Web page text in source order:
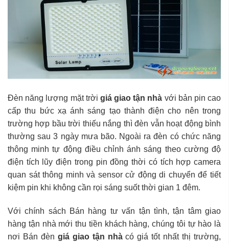
Đèn năng lượng mặt trời giá giao tận nhà với bản pin cao
cấp thu bức xạ ánh sáng tạo thành điện cho nên trong
trường hợp bầu trời thiếu nắng thì đèn vẫn hoạt động bình
thường sau 3 ngày mưa bão. Ngoài ra đèn có chức năng
thông minh tự động điều chỉnh ánh sáng theo cường độ
điện tích lũy điện trong pin đồng thời có tích hợp camera
quan sát thông minh và sensor cử động di chuyển để tiết
kiệm pin khi không cần rọi sáng suốt thời gian 1 đêm.
Với chính sách Bán hàng tư vấn tận tình, tận tâm giao
hàng tận nhà mới thu tiền khách hàng, chúng tôi tự hào là
nơi Bán đèn giá giao tận nhàcó giá tốt nhất thị trường,